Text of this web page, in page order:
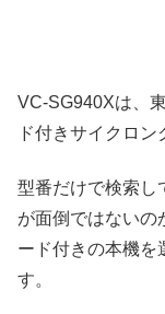
VC-SG940Xは、
ド付きサイクロン
型番だけで検索し
が面倒ではないの
ード付きの本機を
す。